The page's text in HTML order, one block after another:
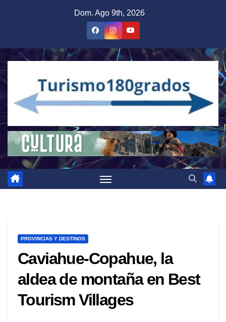
Dom. Ago 9th, 2026
PROVINCIAS Y DESTINOS
Caviahue-Copahue, la
aldea de montaña en Best
Tourism Villages